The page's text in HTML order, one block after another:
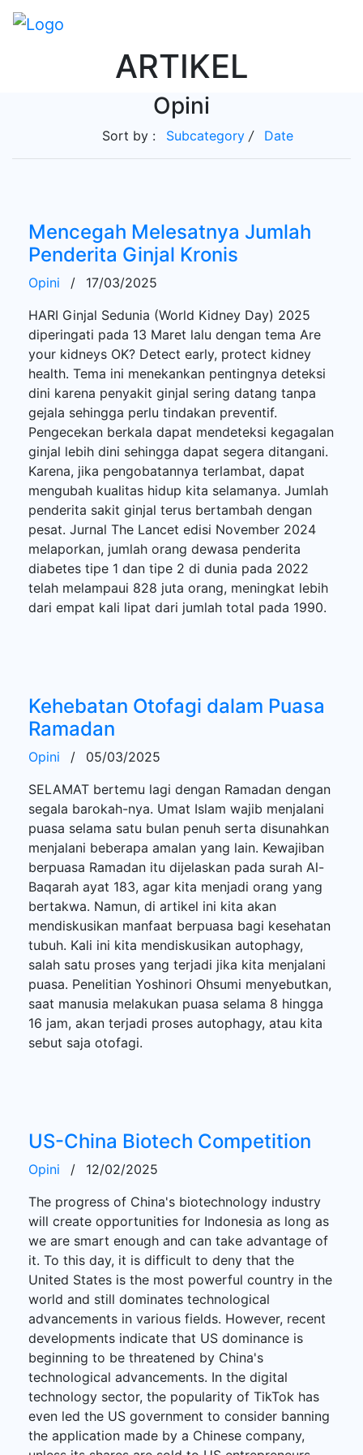
ARTIKEL
Opini
Sort by : Subcategory / Date
Mencegah Melesatnya Jumlah
Penderita Ginjal Kronis
Opini /
17/03/2025
HARI Ginjal Sedunia (World Kidney Day) 2025
diperingati pada 13 Maret lalu dengan tema Are
your kidneys OK? Detect early, protect kidney
health. Tema ini menekankan pentingnya deteksi
dini karena penyakit ginjal sering datang tanpa
gejala sehingga perlu tindakan preventif.
Pengecekan berkala dapat mendeteksi kegagalan
ginjal lebih dini sehingga dapat segera ditangani.
Karena, jika pengobatannya terlambat, dapat
mengubah kualitas hidup kita selamanya. Jumlah
penderita sakit ginjal terus bertambah dengan
pesat. Jurnal The Lancet edisi November 2024
melaporkan, jumlah orang dewasa penderita
diabetes tipe 1 dan tipe 2 di dunia pada 2022
telah melampaui 828 juta orang, meningkat lebih
dari empat kali lipat dari jumlah total pada 1990.
Kehebatan Otofagi dalam Puasa
Ramadan
Opini /
05/03/2025
SELAMAT bertemu lagi dengan Ramadan dengan
segala barokah-nya. Umat Islam wajib menjalani
puasa selama satu bulan penuh serta disunahkan
menjalani beberapa amalan yang lain. Kewajiban
berpuasa Ramadan itu dijelaskan pada surah Al-
Baqarah ayat 183, agar kita menjadi orang yang
bertakwa. Namun, di artikel ini kita akan
mendiskusikan manfaat berpuasa bagi kesehatan
tubuh. Kali ini kita mendiskusikan autophagy,
salah satu proses yang terjadi jika kita menjalani
puasa. Penelitian Yoshinori Ohsumi menyebutkan,
saat manusia melakukan puasa selama 8 hingga
16 jam, akan terjadi proses autophagy, atau kita
sebut saja otofagi.
US-China Biotech Competition
Opini /
12/02/2025
The progress of China's biotechnology industry
will create opportunities for Indonesia as long as
we are smart enough and can take advantage of
it. To this day, it is difficult to deny that the
United States is the most powerful country in the
world and still dominates technological
advancements in various fields. However, recent
developments indicate that US dominance is
beginning to be threatened by China's
technological advancements. In the digital
technology sector, the popularity of TikTok has
even led the US government to consider banning
the application made by a Chinese company,